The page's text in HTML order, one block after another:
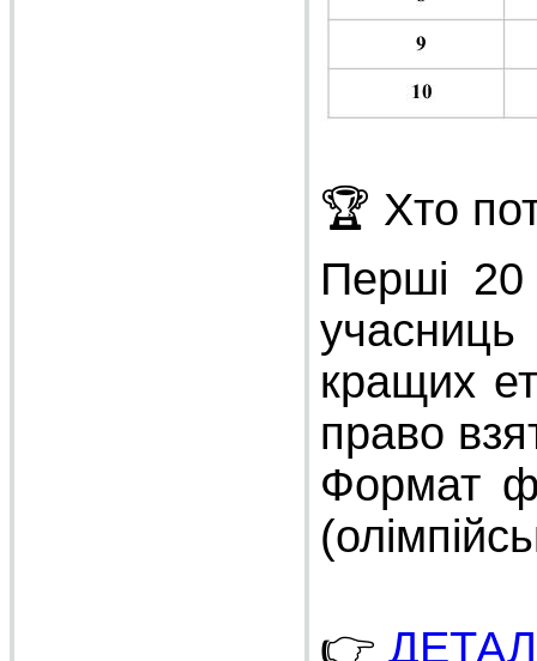
🏆 Хто
Перші 20
кращих
право
Формат
👉